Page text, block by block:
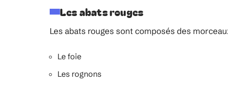
Les abats rouges
Les abats rouges sont composés des
Le foie
Les rognons